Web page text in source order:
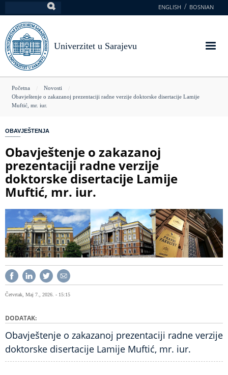
na
glavni
sadržaj
ENGLISH BOSNIAN
Univerzitet u Sarajevu
You
are
Početna
Novosti
Obavještenje o zakazanoj prezentaciji radne verzije doktorske disertacije Lamije
Muftić, mr. iur.
OBAVJEŠTENJA
Obavještenje o zakazanoj
prezentaciji radne verzije
doktorske disertacije Lamije
Muftić, mr. iur.
Četvrtak, Maj 7., 2026. - 15:15
DODATAK
Obavještenje o zakazanoj prezentaciji radne verzije
doktorske disertacije Lamije Muftić, mr. iur.